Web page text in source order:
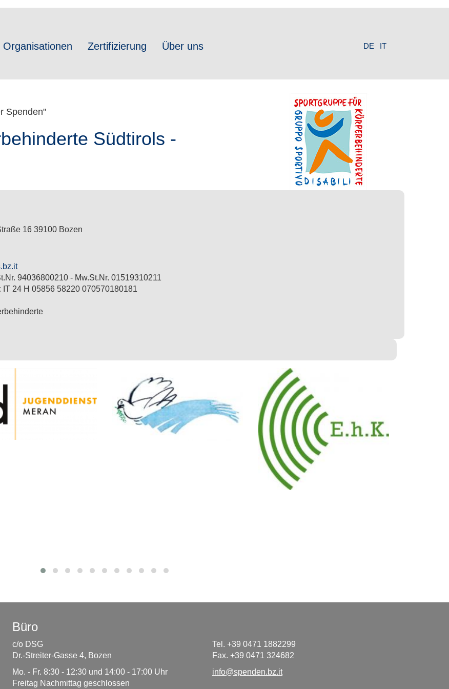
Organisationen Zertifizierung Über uns DE IT
Spenden"
Südtirols -
16 39100 Bozen
94036800210 - Mw.St.Nr. 01519310211
IT 24 H 05856 58220 070570180181
Büro
c/o DSG
Dr.-Streiter-Gasse 4, Bozen
Mo. - Fr. 8:30 - 12:30 und 14:00 - 17:00 Uhr
Freitag Nachmittag geschlossen
Tel. +39 0471 1882299
Fax. +39 0471 324682
info@spenden.bz.it